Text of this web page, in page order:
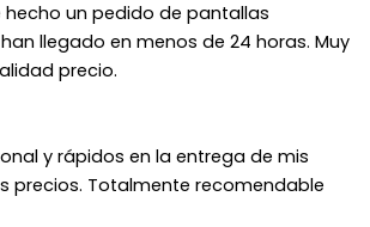
hecho un pedido de pantallas
llegado en menos de 24 horas. Muy
precio.
y rápidos en la entrega de mis
precios. Totalmente recomendable